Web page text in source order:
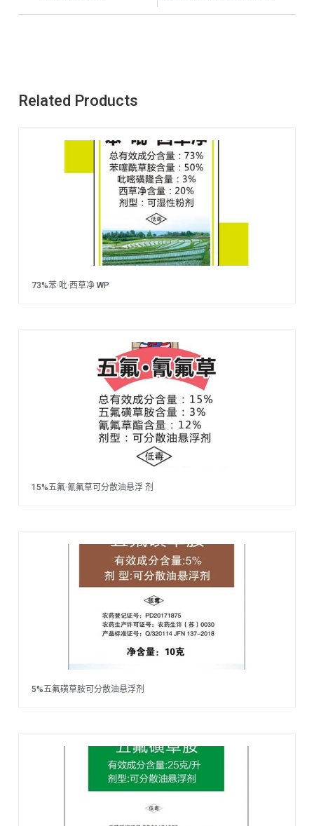
Related Products
73%苯·吡·西草净 WP
15%五氟·氰氟草可分散油悬浮 剂
5%五氟磺草胺可分散油悬浮剂